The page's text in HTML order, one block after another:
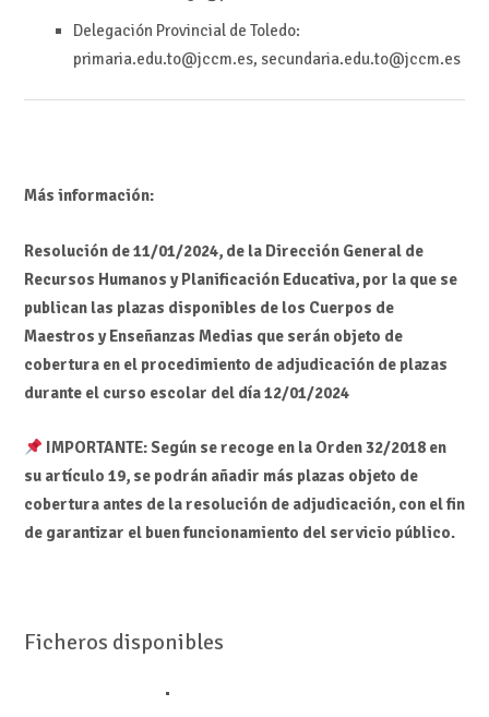
Delegación Provincial de Toledo:
primaria.edu.to@jccm.es, secundaria.edu.to@jccm.es
Más información:
Resolución de 11/01/2024, de la Dirección General de
Recursos Humanos y Planificación Educativa, por la que se
publican las plazas disponibles de los Cuerpos de
Maestros y Enseñanzas Medias que serán objeto de
cobertura en el procedimiento de adjudicación de plazas
durante el curso escolar del día 12/01/2024
IMPORTANTE: Según se recoge en la Orden 32/2018 en
su artículo 19, se podrán añadir más plazas objeto de
cobertura antes de la resolución de adjudicación, con el fin
de garantizar el buen funcionamiento del servicio público.
Ficheros disponibles